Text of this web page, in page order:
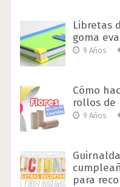
Libretas
goma
9 Años
Cómo
rollos de
9 Años
para